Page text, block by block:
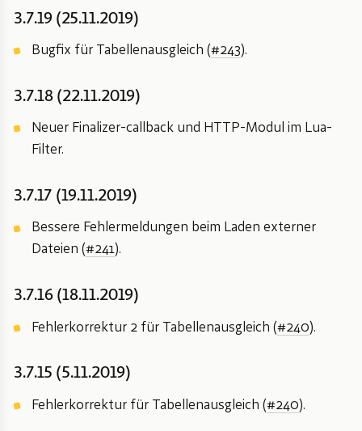
3.7.19 (25.11.2019)
Bugfix für Tabellenausgleich (#243).
3.7.18 (22.11.2019)
Neuer Finalizer-callback und HTTP-Modul im Lua-
Filter.
3.7.17 (19.11.2019)
Bessere Fehlermeldungen beim Laden externer
Dateien (#241).
3.7.16 (18.11.2019)
Fehlerkorrektur 2 für Tabellenausgleich (#240).
3.7.15 (5.11.2019)
Fehlerkorrektur für Tabellenausgleich (#240).